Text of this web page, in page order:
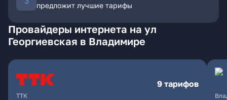
предложит лучшие тарифы
Провайдеры интернета на ул
Георгиевская в Владимире
ТТК
9 тарифов